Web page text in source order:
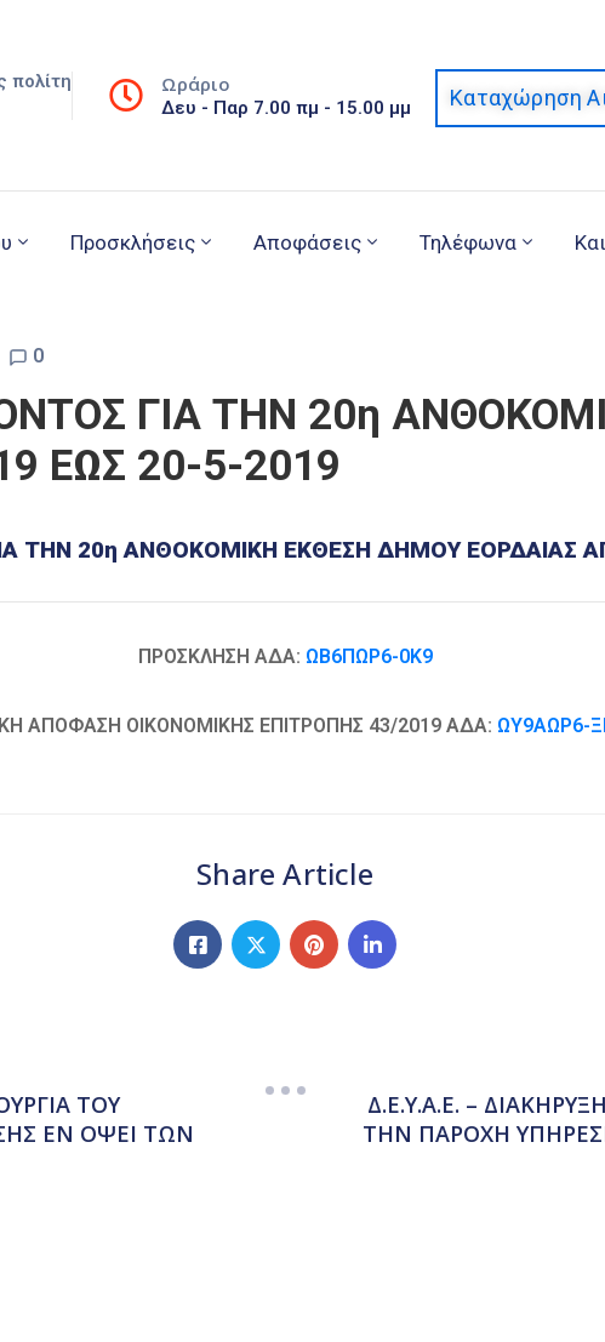
πολίτη Ωράριο
Δευ - Παρ 7.00 πμ - 15.00 μμ Καταχώρηση
Προσκλήσεις Αποφάσεις Τηλέφωνα
0
ΓΙΑ ΤΗΝ 20η
ΕΩΣ 20-5-2019
ΤΗΝ 20η ΑΝΘΟΚΟΜΙΚΗ ΕΚΘΕΣΗ ΔΗΜΟΥ ΕΟΡΔΑΙΑΣ
ΠΡΟΣΚΛΗΣΗ ΑΔΑ: ΩΒ6ΠΩΡ6-0Κ9
ΑΠΟΦΑΣΗ ΟΙΚΟΝΟΜΙΚΗΣ ΕΠΙΤΡΟΠΗΣ 43/2019 ΑΔΑ: ΩΥ9ΑΩΡ6-
Share Article
ΤΟΥ
ΕΝ ΟΨΕΙ ΤΩΝ
Δ.Ε.Υ.Α.Ε. –
ΤΗΝ ΠΑΡΟΧΗ